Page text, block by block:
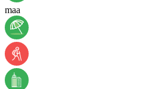
maa